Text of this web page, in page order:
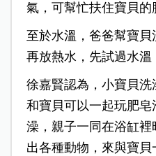
氣，可幫忙扶住寶貝的
至於水溫，爸爸幫寶貝
再放熱水，先試過水溫
徐嘉賢認為，小寶貝
和寶貝可以一起玩肥
澡，親子一同在浴缸
出各種動物，來與寶貝